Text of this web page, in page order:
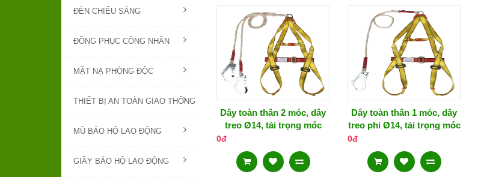
ĐÈN CHIẾU SÁNG
ĐỒNG PHỤC CÔNG NHÂN
MẶT NẠ PHÒNG ĐỘC
THIẾT BỊ AN TOÀN GIAO THÔNG
MŨ BẢO HỘ LAO ĐỘNG
GIẦY BẢO HỘ LAO ĐỘNG
Dây toàn thân 2 móc, dây
treo Ø14, tải trọng móc
0đ
Dây toàn thân 1 móc, dây
treo phi Ø14, tải trọng móc
0đ